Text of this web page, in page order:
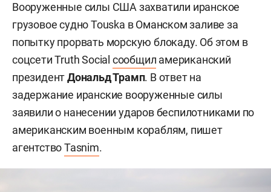
Вооруженные силы США захватили иранское
грузовое судно Touska в Оманском заливе за
попытку прорвать морскую блокаду. Об этом в
соцсети Truth Social сообщил американский
президентДональд Трамп. В ответ на
задержание иранские вооруженные силы
заявили о нанесении ударов беспилотниками по
американским военным кораблям, пишет
агентствоTasnim.